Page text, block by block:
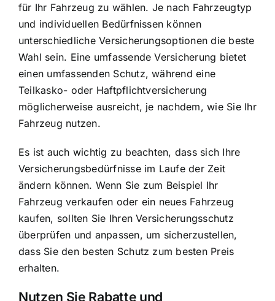
für Ihr Fahrzeug zu wählen. Je nach Fahrzeugtyp
und individuellen Bedürfnissen können
unterschiedliche Versicherungsoptionen die beste
Wahl sein. Eine umfassende Versicherung bietet
einen umfassenden Schutz, während eine
Teilkasko- oder Haftpflichtversicherung
möglicherweise ausreicht, je nachdem, wie Sie Ihr
Fahrzeug nutzen.
Es ist auch wichtig zu beachten, dass sich Ihre
Versicherungsbedürfnisse im Laufe der Zeit
ändern können. Wenn Sie zum Beispiel Ihr
Fahrzeug verkaufen oder ein neues Fahrzeug
kaufen, sollten Sie Ihren Versicherungsschutz
überprüfen und anpassen, um sicherzustellen,
dass Sie den besten Schutz zum besten Preis
erhalten.
Nutzen Sie Rabatte und